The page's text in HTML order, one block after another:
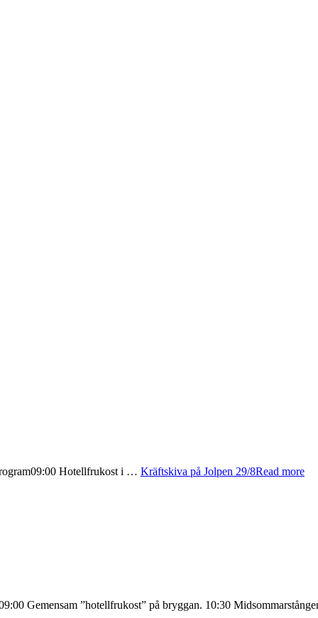
Hotellfrukost i … Kräftskiva på Jolpen 29/8Read more
Gemensam ”hotellfrukost” på bryggan. 10:30